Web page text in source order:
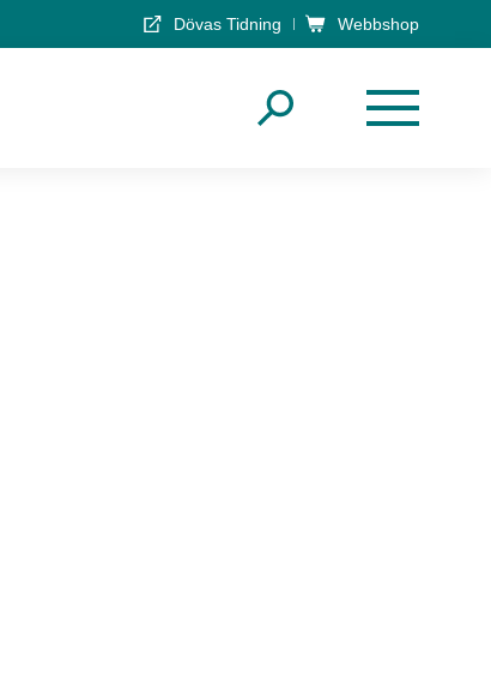
Dövas Tidning Webbshop